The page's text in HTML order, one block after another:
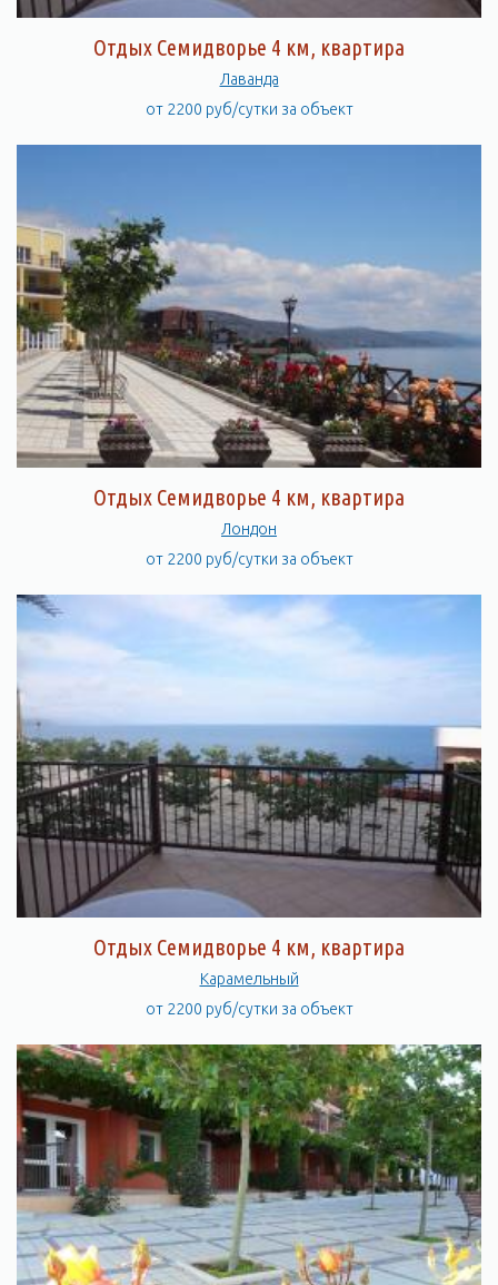
Отдых Семидворье 4 км, квартира
Лаванда
от 2200 руб/сутки за объект
Отдых Семидворье 4 км, квартира
Лондон
от 2200 руб/сутки за объект
Отдых Семидворье 4 км, квартира
Карамельный
от 2200 руб/сутки за объект